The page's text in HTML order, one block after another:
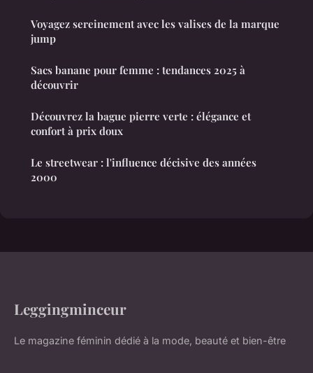
Voyagez sereinement avec les valises de la marque
jump
Sacs banane pour femme : tendances 2025 à
découvrir
Découvrez la bague pierre verte : élégance et
confort à prix doux
Le streetwear : l'influence décisive des années
2000
Leggingminceur
Le magazine féminin dédié à la mode, beauté et bien-être